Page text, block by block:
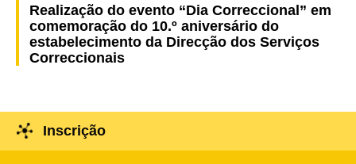
Realização do evento “Dia Correccional” em
comemoração do 10.º aniversário do
estabelecimento da Direcção dos Serviços
Correccionais
Inscrição